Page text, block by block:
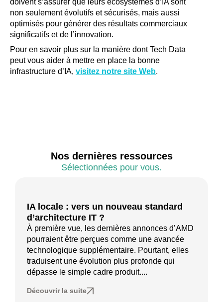
non seulement évolutifs et sécurisés, mais aussi
optimisés pour générer des résultats commerciaux
significatifs et de l’innovation.
Pour en savoir plus sur la manière dont Tech Data
peut vous aider à mettre en place la bonne
infrastructure d’IA, visitez notre site Web.
Nos dernières ressources
Sélectionnées pour vous.
IA locale : vers un nouveau standard
d’architecture IT ?
À première vue, les dernières annonces d’AMD
pourraient être perçues comme une avancée
technologique supplémentaire. Pourtant, elles
traduisent une évolution plus profonde qui
dépasse le simple cadre produit....
Découvrir la suite